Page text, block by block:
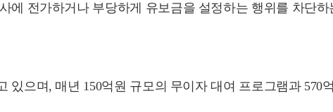
에 전가하거나 부당하게 유보금을 설정하는 행위를 차단
있으며, 매년 150억원 규모의 무이자 대여 프로그램과